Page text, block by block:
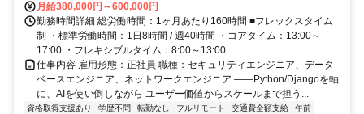
月給380,000円～600,000円
勤務時間詳細 総労働時間：1ヶ月あたり160時間 ■フレックスタイム
制 ・標準労働時間：1日8時間 / 週40時間 ・コアタイム：13:00～
17:00 ・フレキシブルタイム：8:00～13:00 ...
仕事内容 雇用形態：正社員 職種：セキュリティエンジニア、データ
ベースエンジニア、ネットワークエンジニア ――Python/Djangoを軸
に、AIを使い倒しながら ユーザー価値からスケールまで担う...
資格取得支援あり 学歴不問 転勤なし フルリモート 交通費全額支給
午前